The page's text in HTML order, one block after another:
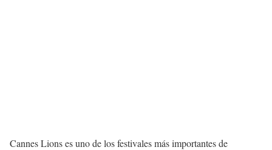
Cannes Lions es uno de los festivales más importantes de